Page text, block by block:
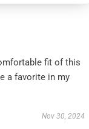
fit of this
a favorite in my
Nov 30, 2024